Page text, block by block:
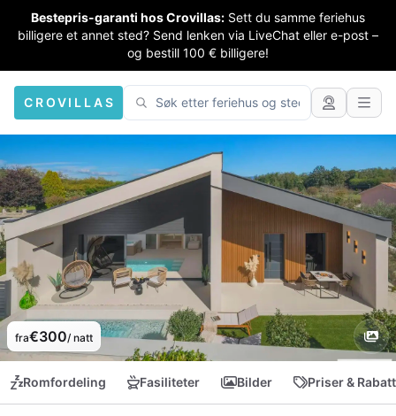
Bestepris-garanti hos Crovillas: Sett du samme feriehus
billigere et annet sted? Send lenken via LiveChat eller e-post –
og bestill 100 € billigere!
CROVILLAS
fra€300/ natt
Romfordeling Fasiliteter Bilder Priser &